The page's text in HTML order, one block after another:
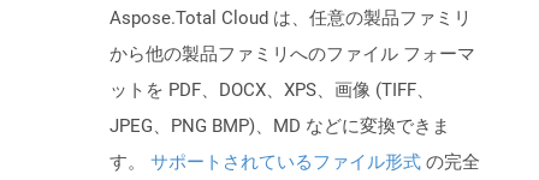
Aspose.Total Cloud は、任意の製品ファミリ
から他の製品ファミリへのファイル フォーマ
ットを PDF、DOCX、XPS、画像 (TIFF、
JPEG、PNG BMP)、MD などに変換できま
す。 サポートされているファイル形式 の完全